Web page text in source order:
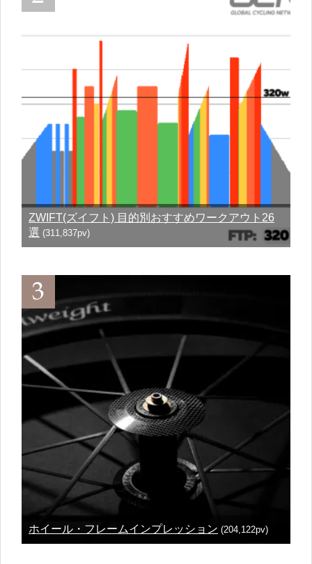
ZWIFT(ズイフト) 目的別おすすめワークアウト26
選 (311,837pv)
ホイール・フレームインプレッション (204,122pv)